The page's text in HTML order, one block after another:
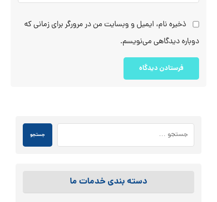
ذخیره نام، ایمیل و وبسایت من در مرورگر برای زمانی که
دوباره دیدگاهی می‌نویسم.
فرستادن دیدگاه
جستجو
دسته بندی خدمات ما